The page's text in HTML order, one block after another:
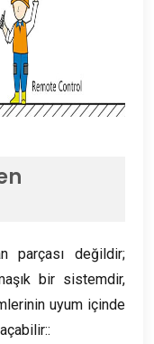
parçası değildir;
bir sistemdir,
uyum içinde